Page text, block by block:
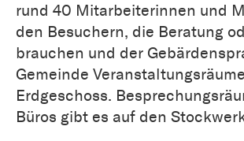
rund 40 Mitarbeiterinnen und
den Besuchern, die Beratung
brauchen und der
Gemeinde
Erdgeschoss.
Büros gibt es auf den